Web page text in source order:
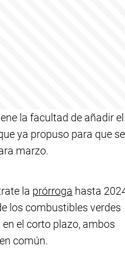
la facultad de añadir el
ya propuso para que
marzo.
la prórroga hasta
los combustibles verdes
el corto plazo, ambos
común.